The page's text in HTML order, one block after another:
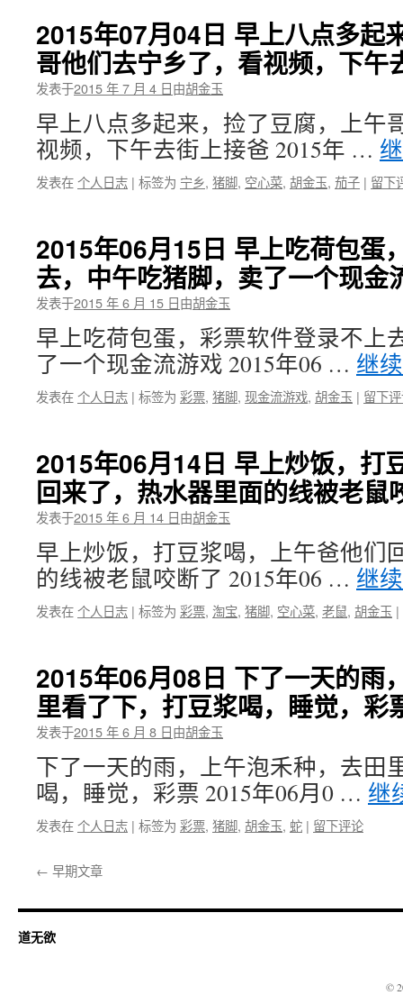
2015年07月04日 早上八点多起
哥他们去宁乡了，看视频，下午
发表于2015 年 7 月 4 日由胡金玉
早上八点多起来，捡了豆腐，上午
视频，下午去街上接爸 2015年 …
发表在个人日志 | 标签为 宁乡, 猪脚, 空心菜, 胡金玉, 茄子 | 留下
2015年06月15日 早上吃荷包蛋
去，中午吃猪脚，卖了一个现金
发表于2015 年 6 月 15 日由胡金玉
早上吃荷包蛋，彩票软件登录不上
了一个现金流游戏 2015年06 … 继
发表在个人日志 | 标签为 彩票, 猪脚, 现金流游戏, 胡金玉 | 留下
2015年06月14日 早上炒饭，打
回来了，热水器里面的线被老鼠
发表于2015 年 6 月 14 日由胡金玉
早上炒饭，打豆浆喝，上午爸他们
的线被老鼠咬断了 2015年06 … 继
发表在个人日志 | 标签为 彩票, 淘宝, 猪脚, 空心菜, 老鼠, 胡金玉 |
2015年06月08日 下了一天的雨
里看了下，打豆浆喝，睡觉，彩
发表于2015 年 6 月 8 日由胡金玉
下了一天的雨，上午泡禾种，去田
喝，睡觉，彩票 2015年06月0 … 继
发表在个人日志 | 标签为 彩票, 猪脚, 胡金玉, 蛇 | 留下评论
← 早期文章
道无欲
©